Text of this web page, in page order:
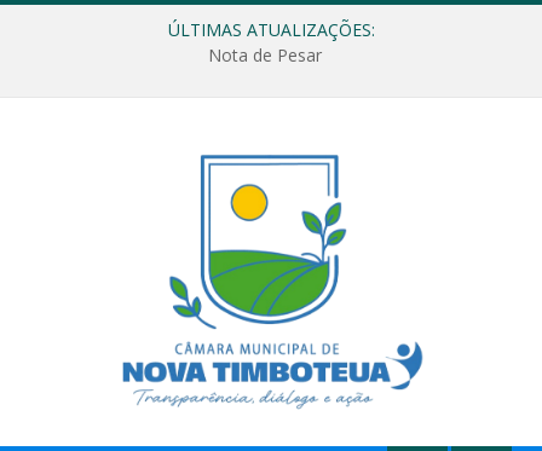
ÚLTIMAS ATUALIZAÇÕES:
Nota de Pesar